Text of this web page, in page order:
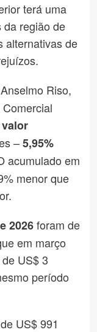
terá uma
da região de
alternativas de
Anselmo Riso,
–5,95%
acumulado em
menor que
2026foram de
em março
US$ 3
período
US$ 991